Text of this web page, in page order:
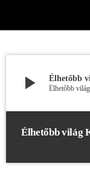
play_arrow Élhetőbb
Élhetőbb
Élhetőbb világ